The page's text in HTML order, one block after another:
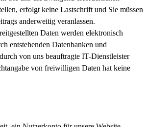
erfolgt keine Lastschrift und Sie müssen
anderweitig veranlassen.
Daten werden elektronisch
entstehenden Datenbanken und
von uns beauftragte IT-Dienstleister
von freiwilligen Daten hat keine